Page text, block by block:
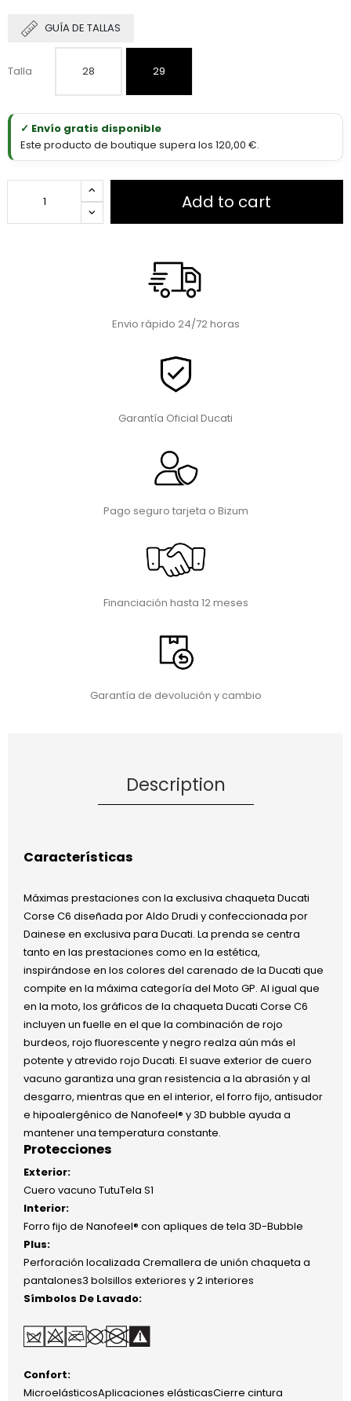
GUÍA DE TALLAS
Talla 28 29
✓ Envío gratis disponible
Este producto de boutique supera los 120,00 €.
Add to cart
Envio rápido 24/72 horas
Garantía Oficial Ducati
Pago seguro tarjeta o Bizum
Financiación hasta 12 meses
Garantía de devolución y cambio
Description
Características
Máximas prestaciones con la exclusiva chaqueta Ducati
Corse C6 diseñada por Aldo Drudi y confeccionada por
Dainese en exclusiva para Ducati. La prenda se centra
tanto en las prestaciones como en la estética,
inspirándose en los colores del carenado de la Ducati que
compite en la máxima categoría del Moto GP. Al igual que
en la moto, los gráficos de la chaqueta Ducati Corse C6
incluyen un fuelle en el que la combinación de rojo
burdeos, rojo fluorescente y negro realza aún más el
potente y atrevido rojo Ducati. El suave exterior de cuero
vacuno garantiza una gran resistencia a la abrasión y al
desgarro, mientras que en el interior, el forro fijo, antisudor
e hipoalergénico de Nanofeel® y 3D bubble ayuda a
mantener una temperatura constante.
Protecciones
Exterior:
Cuero vacuno TutuTela S1
Interior:
Forro fijo de Nanofeel® con apliques de tela 3D-Bubble
Plus:
Perforación localizada Cremallera de unión chaqueta a
pantalones3 bolsillos exteriores y 2 interiores
Símbolos De Lavado:
Confort:
MicroelásticosAplicaciones elásticasCierre cintura